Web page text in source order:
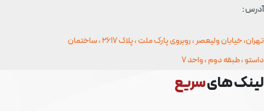
:
تهران، خیابان ولیعصر ، روبروی پارک ملت ، پلاک 2617 ، ساختمان
، طبقه دوم ، واحد 7
هایسریع